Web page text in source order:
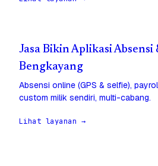
Jasa Bikin Aplikasi Absensi
Bengkayang
Absensi online (GPS & selfie),
custom milik sendiri, multi-cabang.
Lihat layanan →